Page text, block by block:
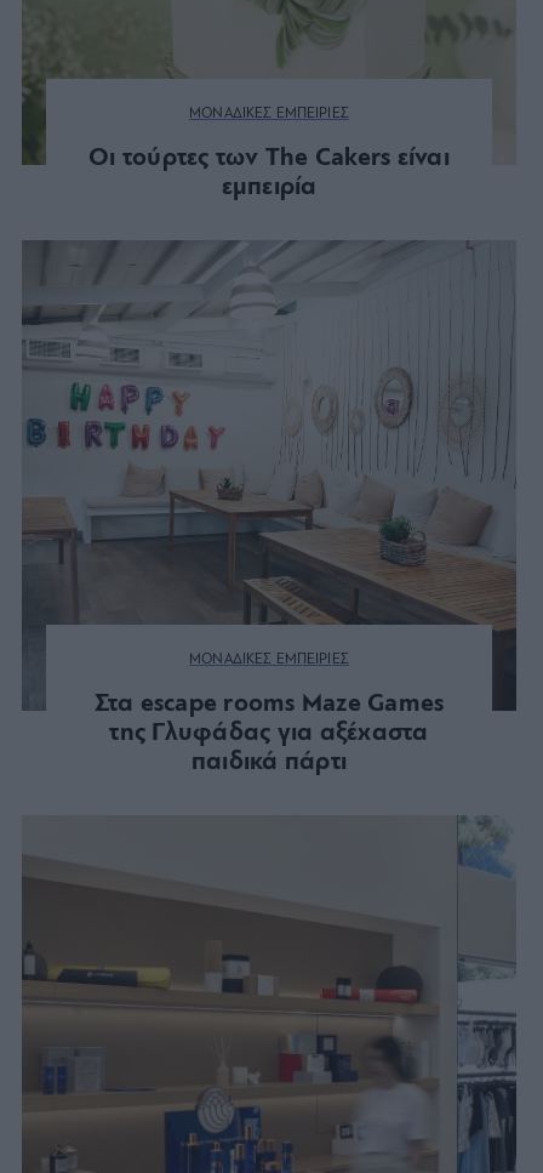
ΜΟΝΑΔΙΚΕΣ ΕΜΠΕΙΡΙΕΣ
Οι τούρτες των The Cakers είναι
εμπειρία
ΜΟΝΑΔΙΚΕΣ ΕΜΠΕΙΡΙΕΣ
Στα escape rooms Maze Games
της Γλυφάδας για αξέχαστα
παιδικά πάρτι